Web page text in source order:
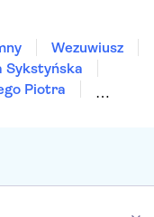
Wezuwiusz
Sykstyńska
Piotra